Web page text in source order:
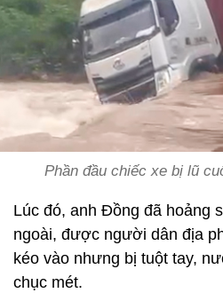
Phần đầu chiếc xe bị lũ
Lúc đó, anh Đồng đã hoảng
ngoài, được người dân địa
kéo vào nhưng bị tuột tay,
chục mét.